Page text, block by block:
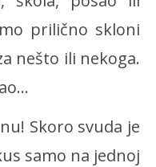
prilično skloni
nešto ili nekoga.
Skoro svuda je
samo na jednoj